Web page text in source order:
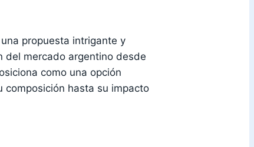
propuesta intrigante y
del mercado argentino desde
como una opción
composición hasta su impacto